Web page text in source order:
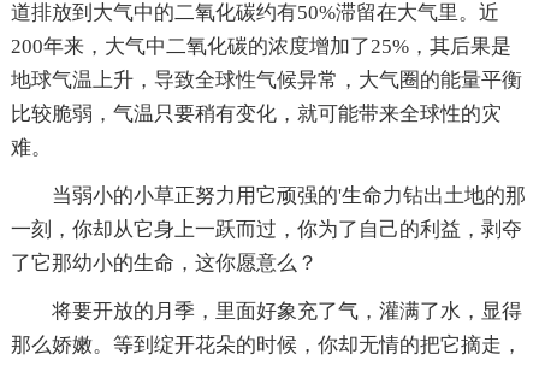
道排放到大气中的二氧化碳约有50%滞留在大气里。近
200年来，大气中二氧化碳的浓度增加了25%，其后果是
地球气温上升，导致全球性气候异常，大气圈的能量平衡
比较脆弱，气温只要稍有变化，就可能带来全球性的灾
难。
当弱小的小草正努力用它顽强的'生命力钻出土地的那
一刻，你却从它身上一跃而过，你为了自己的利益，剥夺
了它那幼小的生命，这你愿意么？
将要开放的月季，里面好象充了气，灌满了水，显得
那么娇嫩。等到绽开花朵的时候，你却无情的把它摘走，